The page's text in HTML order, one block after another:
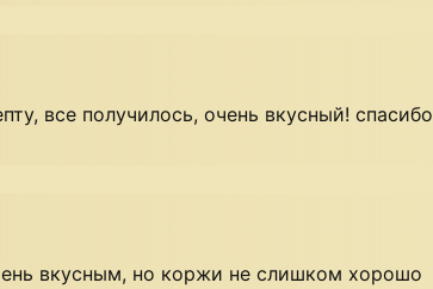
все получилось, очень вкусный! спасибо
вкусным, но коржи не слишком хорошо